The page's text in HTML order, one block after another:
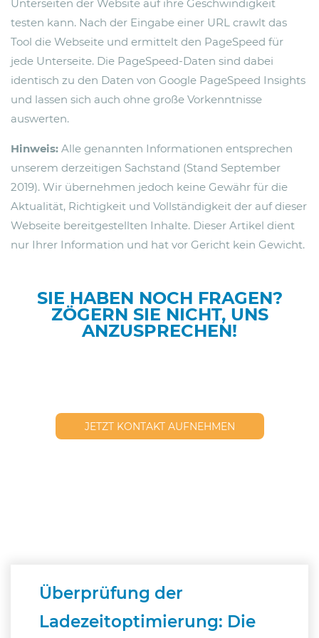
Unterseiten der Website auf ihre Geschwindigkeit
testen kann. Nach der Eingabe einer URL crawlt das
Tool die Webseite und ermittelt den PageSpeed für
jede Unterseite. Die PageSpeed-Daten sind dabei
identisch zu den Daten von Google PageSpeed Insights
und lassen sich auch ohne große Vorkenntnisse
auswerten.
Hinweis: Alle genannten Informationen entsprechen
unserem derzeitigen Sachstand (Stand September
2019). Wir übernehmen jedoch keine Gewähr für die
Aktualität, Richtigkeit und Vollständigkeit der auf dieser
Webseite bereitgestellten Inhalte. Dieser Artikel dient
nur Ihrer Information und hat vor Gericht kein Gewicht.
SIE HABEN NOCH FRAGEN?
ZÖGERN SIE NICHT, UNS
ANZUSPRECHEN!
JETZT KONTAKT AUFNEHMEN
Überprüfung der
Ladezeitoptimierung: Die